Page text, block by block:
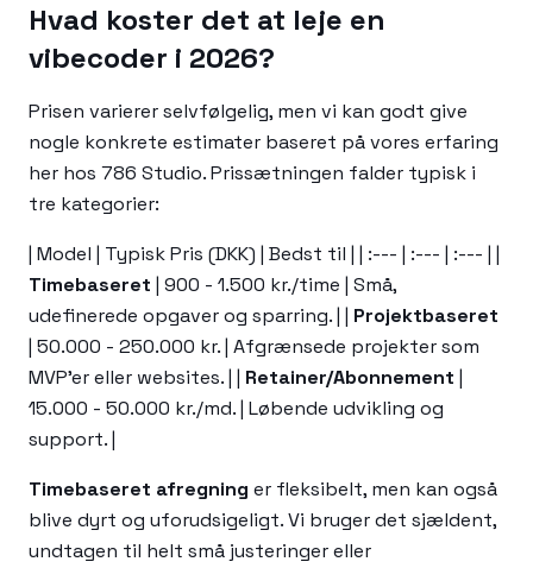
Hvad koster det at leje en
vibecoder i 2026?
Prisen varierer selvfølgelig, men vi kan godt give
nogle konkrete estimater baseret på vores erfaring
her hos 786 Studio. Prissætningen falder typisk i
tre kategorier:
| Model | Typisk Pris (DKK) | Bedst til | | :--- | :--- | :--- | |
Timebaseret | 900 - 1.500 kr./time | Små,
udefinerede opgaver og sparring. | | Projektbaseret
| 50.000 - 250.000 kr. | Afgrænsede projekter som
MVP'er eller websites. | | Retainer/Abonnement |
15.000 - 50.000 kr./md. | Løbende udvikling og
support. |
Timebaseret afregning er fleksibelt, men kan også
blive dyrt og uforudsigeligt. Vi bruger det sjældent,
undtagen til helt små justeringer eller